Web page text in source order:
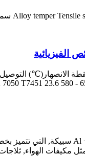
Alloy temper Tensile
T7451 23.6 580 -
ثلاجات, قيعان